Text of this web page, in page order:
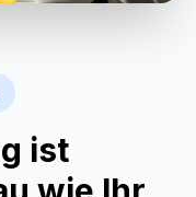
ist